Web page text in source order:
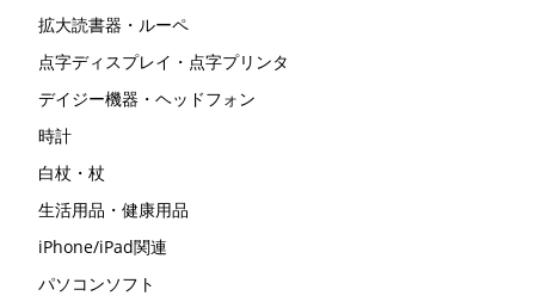
拡大読書器・ルーペ
点字ディスプレイ・点字プリンタ
デイジー機器・ヘッドフォン
時計
白杖・杖
生活用品・健康用品
iPhone/iPad関連
パソコンソフト